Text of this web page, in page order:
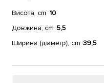
Висота, cm 10
Довжина, cm 5,5
Ширина (діаметр), cm 39,5